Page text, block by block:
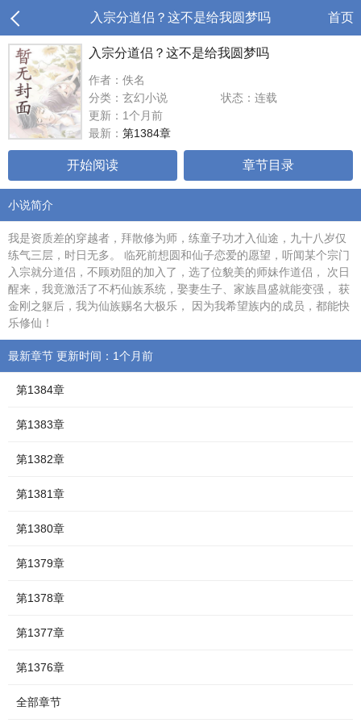
入宗分道侣？这不是给我圆梦吗 首页
入宗分道侣？这不是给我圆梦吗
作者：佚名
分类：玄幻小说
状态：连载
更新：1个月前
最新： 第1384章
开始阅读 章节目录
小说简介
我是资质差的穿越者，拜散修为师，练童子功才入仙途，九十八岁仅
练气三层，时日无多。 临死前想圆和仙子恋爱的愿望，听闻某个宗门
入宗就分道侣，不顾劝阻的加入了，选了位貌美的师妹作道侣， 次日
醒来，我竟激活了不朽仙族系统，娶妻生子、家族昌盛就能变强， 获
金刚之躯后，我为仙族赐名大极乐， 因为我希望族内的成员，都能快
乐修仙！
最新章节 更新时间：1个月前
第1384章
第1383章
第1382章
第1381章
第1380章
第1379章
第1378章
第1377章
第1376章
全部章节